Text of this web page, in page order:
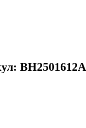
BH2501612A